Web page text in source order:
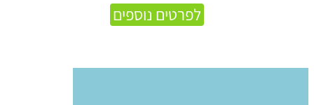
לפרטים נוספים